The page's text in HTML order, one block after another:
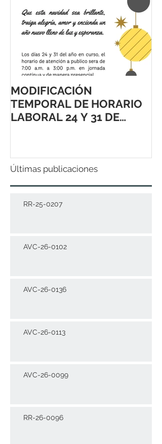
MODIFICACIÓN
TEMPORAL DE HORARIO
LABORAL 24 Y 31 DE
Últimas publicaciones
RR-25-0207
AVC-26-0102
AVC-26-0136
AVC-26-0113
AVC-26-0099
RR-26-0096